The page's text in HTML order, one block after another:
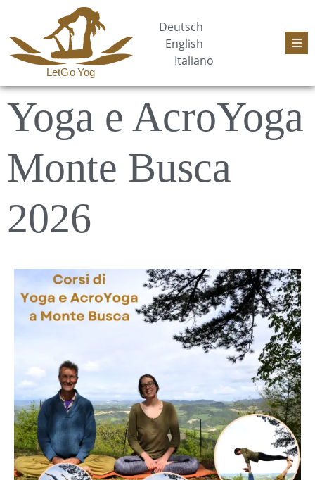
Deutsch
English
Italiano
Yoga e AcroYoga
Monte Busca
2026